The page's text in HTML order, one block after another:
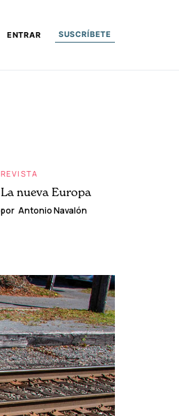
ENTRAR SUSCRÍBETE
REVISTA
La nueva Europa
por Antonio Navalón